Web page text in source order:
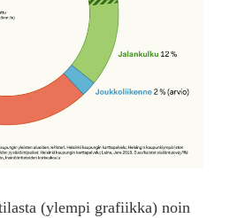
(ylempi grafiikka) noin